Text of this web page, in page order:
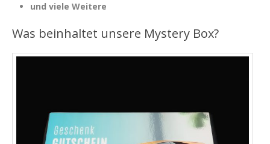
und viele Weitere
Was beinhaltet unsere Mystery Box?